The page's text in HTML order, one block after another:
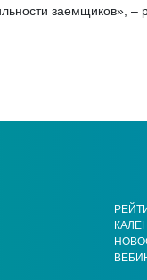
заемщиков», –